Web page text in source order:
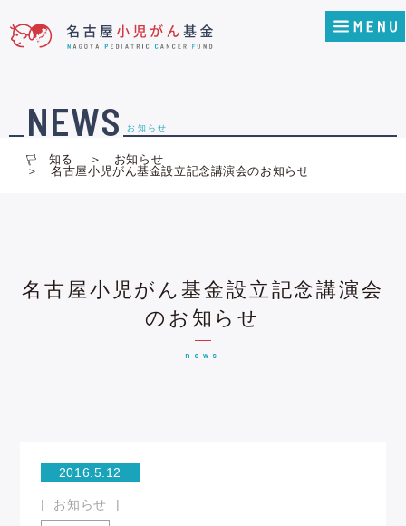
NEWS お知らせ
知る
お知らせ
名古屋小児がん基金設立記念講演会のお知らせ
名古屋小児がん基金設立記念講演会
のお知らせ
news
2016.5.12
お知らせ